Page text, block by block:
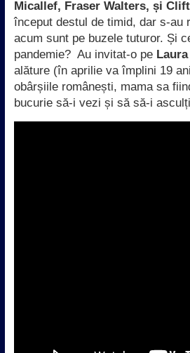
Micallef, Fraser Walters, și
început destul de timid, dar s-au
acum sunt pe buzele tuturor. Și
pandemie? Au invitat-o pe
alăture (în aprilie va împlini 19
obârșiile românești, mama sa
bucurie să-i vezi și să să-i